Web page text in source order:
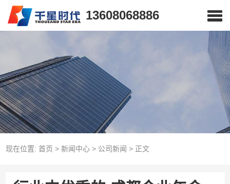
13608068886
现在位置: 首页 > 新闻中心> 公司新闻 > 正文